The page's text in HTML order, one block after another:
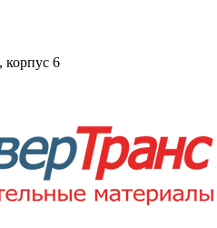
корпус 6